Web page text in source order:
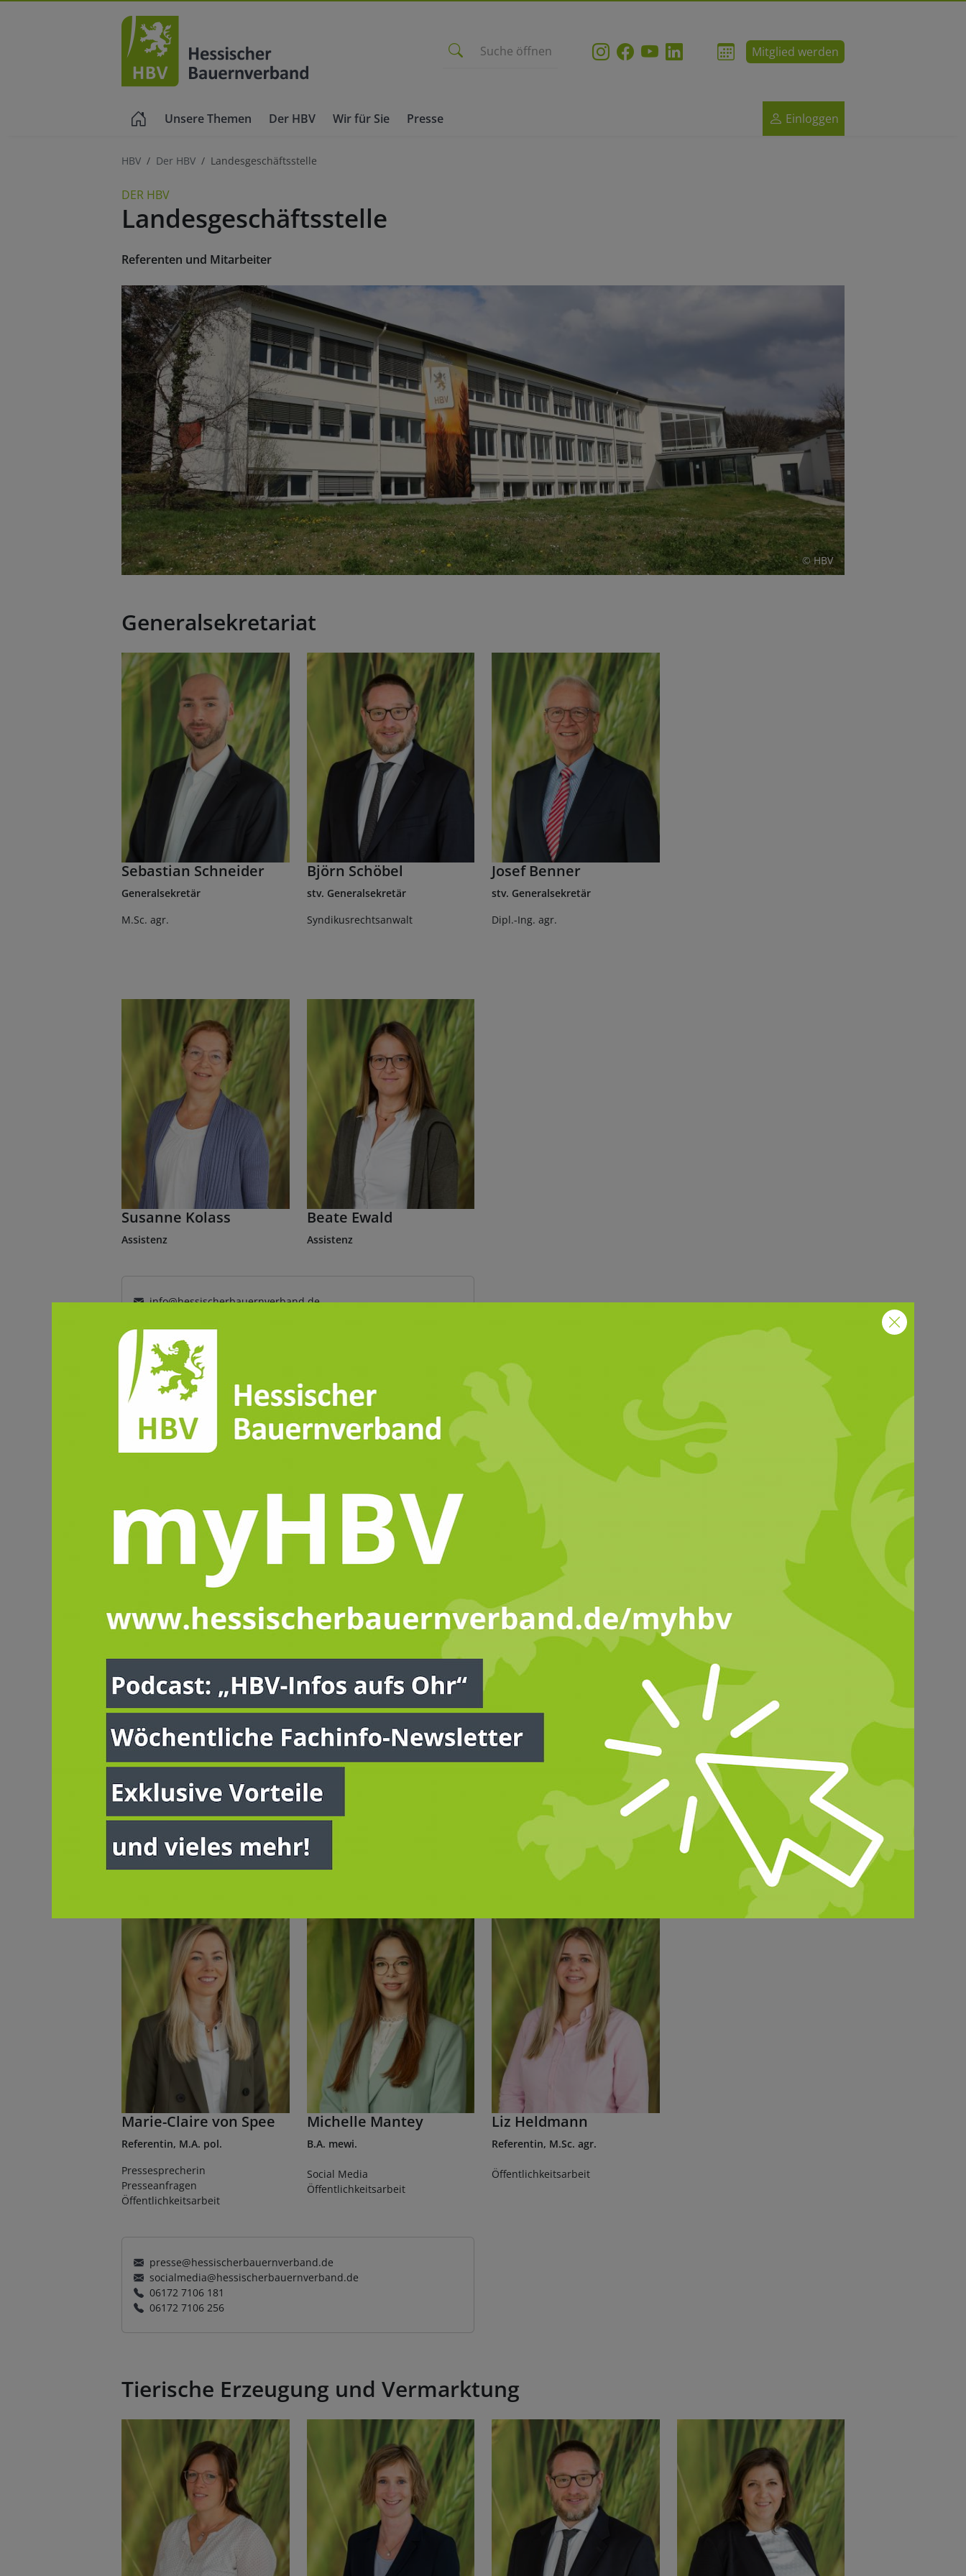
Suche öffnen Mitglied werden
Einloggen
Unsere Themen Der HBV Wir für Sie Presse
HBV Der HBV Landesgeschäftsstelle
DER HBV
Landesgeschäftsstelle
Referenten und Mitarbeiter
© HBV
Generalsekretariat
Sebastian Schneider
Generalsekretär
M.Sc. agr.
Björn Schöbel
stv. Generalsekretär
Syndikusrechtsanwalt
Josef Benner
stv. Generalsekretär
Dipl.-Ing. agr.
Susanne Kolass
Assistenz
Beate Ewald
Assistenz
info@hessischerbauernverband.de
06172 7106 113
Digitalisierung und Organisation
Sandra Koer
M.Sc. ök.
Projektmanagerin Digitale
Prozesse & Koordination
Luna Pfeiffer
B.Sc. agr.
Projektkoordination Cobra
verbandsorganisation@hessischerbauernverband.de
Presse- und Öffentlichkeitsarbeit
Marie-Claire von Spee
Referentin, M.A. pol.
Pressesprecherin
Presseanfragen
Öffentlichkeitsarbeit
Michelle Mantey
B.A. mewi.
Social Media
Öffentlichkeitsarbeit
Liz Heldmann
Referentin, M.Sc. agr.
Öffentlichkeitsarbeit
presse@hessischerbauernverband.de
socialmedia@hessischerbauernverband.de
06172 7106 181
06172 7106 256
Tierische Erzeugung und Vermarktung